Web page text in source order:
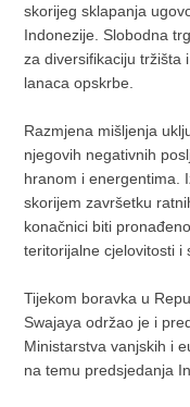
skorijeg sklapanja
Indonezije. Slobodna
za diversifikaciju tržišta
lanaca opskrbe.
Razmjena mišljenja
njegovih negativnih
hranom i energentima.
skorijem završetku
konačnici biti
teritorijalne cjelovitosti i
Tijekom boravka u
Swajaya održao je i
Ministarstva vanjskih i
na temu predsjedanja